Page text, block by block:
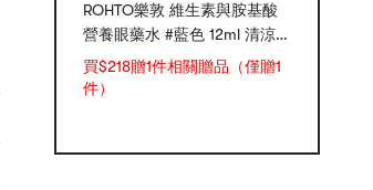
ROHTO樂敦 維生素與胺基酸
營養眼藥水 #藍色 12ml 清涼
度-5
買$218贈1件相關贈品（僅贈1
件）